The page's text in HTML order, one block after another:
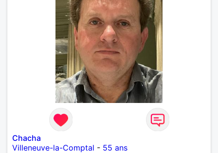
Chacha
Villeneuve-la-Comptal - 55 ans